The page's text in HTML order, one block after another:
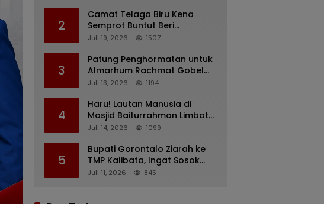
2
Camat Telaga Biru Kena
Semprot Buntut Beri
Pernyataan Soal Gaji CS
Nunggak
Juli 19, 2026 1507
3
Patung Penghormatan untuk
Almarhum Rachmat Gobel
Digagas, Ini Tiga Lokasi yang
Juli 13, 2026 1194
4
Haru! Lautan Manusia di
Masjid Baiturrahman Limboto,
Kirim Doa untuk Almarhum
Juli 14, 2026 1099
5
Bupati Gorontalo Ziarah ke
TMP Kalibata, Ingat Sosok
Rachmat Gobel
Juli 11, 2026 845